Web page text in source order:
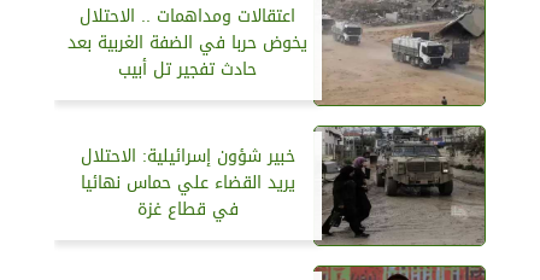
اعتقالات ومداهمات .. الاحتلال
يخوض حربا في الضفة الغربية بعد
حادث تفجير تل أبيب
خبير شؤون إسرائيلية: الاحتلال
يريد القضاء علي حماس نهائيا
في قطاع غزة